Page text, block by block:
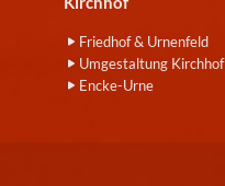
Friedhof & Urnenfeld
Umgestaltung Kirchhof
Encke-Urne